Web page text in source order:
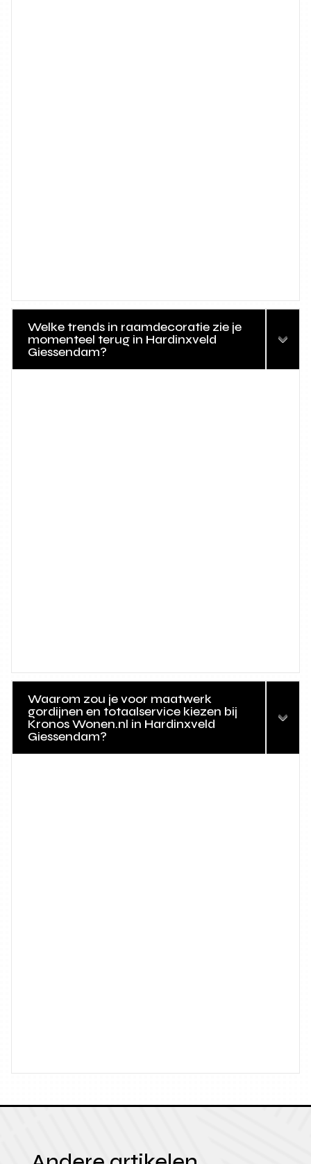
Welke trends in raamdecoratie zie je
momenteel terug in Hardinxveld
Giessendam?
Waarom zou je voor maatwerk
gordijnen en totaalservice kiezen bij
Kronos Wonen.nl in Hardinxveld
Giessendam?